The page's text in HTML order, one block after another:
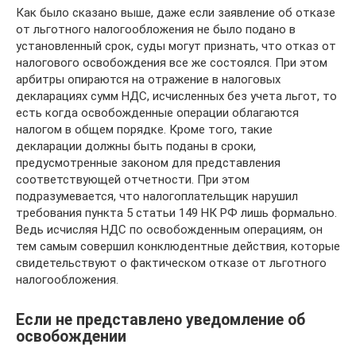
Как было сказано выше, даже если заявление об отказе
от льготного налогообложения не было подано в
установленный срок, суды могут признать, что отказ от
налогового освобождения все же состоялся. При этом
арбитры опираются на отражение в налоговых
декларациях сумм НДС, исчисленных без учета льгот, то
есть когда освобожденные операции облагаются
налогом в общем порядке. Кроме того, такие
декларации должны быть поданы в сроки,
предусмотренные законом для представления
соответствующей отчетности. При этом
подразумевается, что налогоплательщик нарушил
требования пункта 5 статьи 149 НК РФ лишь формально.
Ведь исчисляя НДС по освобожденным операциям, он
тем самым совершил конклюдентные действия, которые
свидетельствуют о фактическом отказе от льготного
налогообложения.
Если не представлено уведомление об
освобождении